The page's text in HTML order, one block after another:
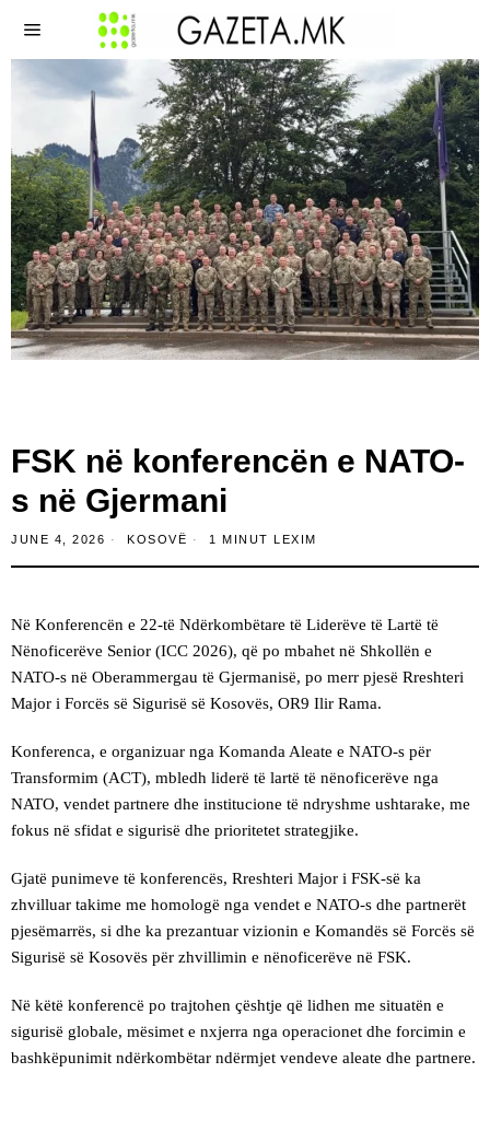
FSK në konferencën e NATO-
s në Gjermani
JUNE 4, 2026 KOSOVË 1 MINUT LEXIM
Në Konferencën e 22-të Ndërkombëtare të Liderëve të Lartë të
Nënoficerëve Senior (ICC 2026), që po mbahet në Shkollën e
NATO-s në Oberammergau të Gjermanisë, po merr pjesë Rreshteri
Major i Forcës së Sigurisë së Kosovës, OR9 Ilir Rama.
Konferenca, e organizuar nga Komanda Aleate e NATO-s për
Transformim (ACT), mbledh liderë të lartë të nënoficerëve nga
NATO, vendet partnere dhe institucione të ndryshme ushtarake, me
fokus në sfidat e sigurisë dhe prioritetet strategjike.
Gjatë punimeve të konferencës, Rreshteri Major i FSK-së ka
zhvilluar takime me homologë nga vendet e NATO-s dhe partnerët
pjesëmarrës, si dhe ka prezantuar vizionin e Komandës së Forcës së
Sigurisë së Kosovës për zhvillimin e nënoficerëve në FSK.
Në këtë konferencë po trajtohen çështje që lidhen me situatën e
sigurisë globale, mësimet e nxjerra nga operacionet dhe forcimin e
bashkëpunimit ndërkombëtar ndërmjet vendeve aleate dhe partnere.